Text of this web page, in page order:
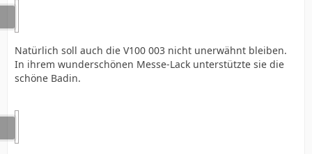
Natürlich soll auch die V100 003 nicht unerwähnt bleiben.
In ihrem wunderschönen Messe-Lack unterstützte sie die
schöne Badin.